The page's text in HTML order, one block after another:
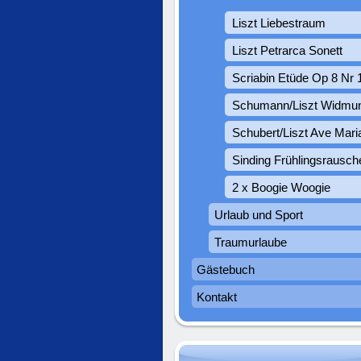
Liszt Liebestraum
Liszt Petrarca Sonett
Scriabin Etüde Op 8 Nr
Schumann/Liszt
Schubert/Liszt Ave
Sinding
2 x Boogie Woogie
Urlaub und Sport
Traumurlaube
Gästebuch
Kontakt